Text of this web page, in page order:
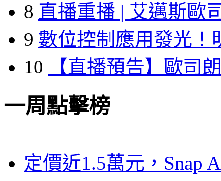
8 直播重播 | 艾邁斯歐
9 數位控制應用發光！
10
【直播預告】歐司
一周點擊榜
定價近1.5萬元，Snap